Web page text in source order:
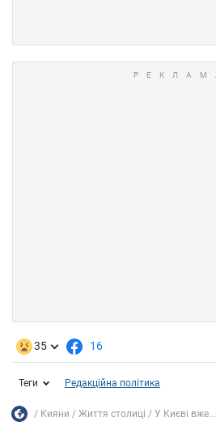
35 16
Теги Редакційна політика
Кияни Життя столиці У Києві вже...